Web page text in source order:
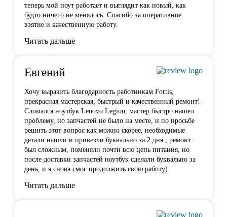
теперь мой ноут работает и выглядит как новый, как
будто ничего не менялось. Спасибо за оперативное
взятие и качественную работу.
Читать дальше
Евгений
Хочу выразить благодарность работникам Fortis,
прекрасная мастерская, быстрый и качественный ремонт!
Сломался ноутбук Lenovo Legion, мастер быстро нашел
проблему, но запчастей не было на месте, и по просьбе
решить этот вопрос как можно скорее, необходимые
детали нашли и привезли буквально за 2 дня , ремонт
был сложным, поменяли почти всю цепь питания, но
после доставки запчастей ноутбук сделали буквально за
день, и я снова смог продолжить свою работу)
Читать дальше